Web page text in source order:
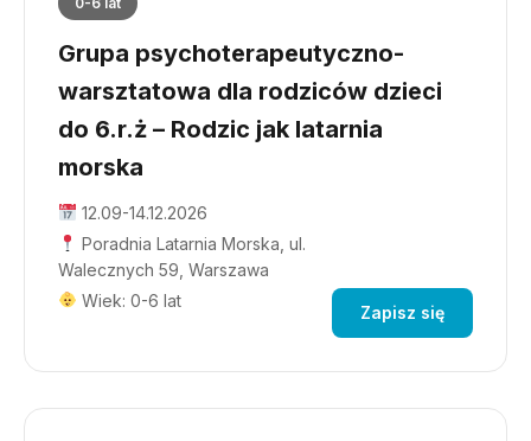
Grupa psychoterapeutyczno-
warsztatowa dla rodziców dzieci
do 6.r.ż – Rodzic jak latarnia
morska
12.09-14.12.2026
Poradnia Latarnia Morska, ul.
Walecznych 59, Warszawa
Wiek: 0-6 lat
Zapisz się